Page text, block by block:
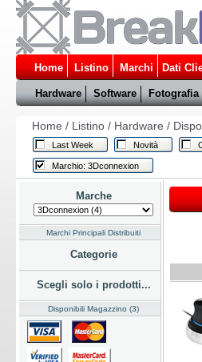
Home Listino Marchi Dati
Hardware Software Fotografia
Home / Listino/ Hardware /
Last Week Novità
Marchio: 3Dconnexion
Marche
Marchi Principali Distribuiti
Categorie
Scegli solo i prodotti...
Disponibili Magazzino (3)